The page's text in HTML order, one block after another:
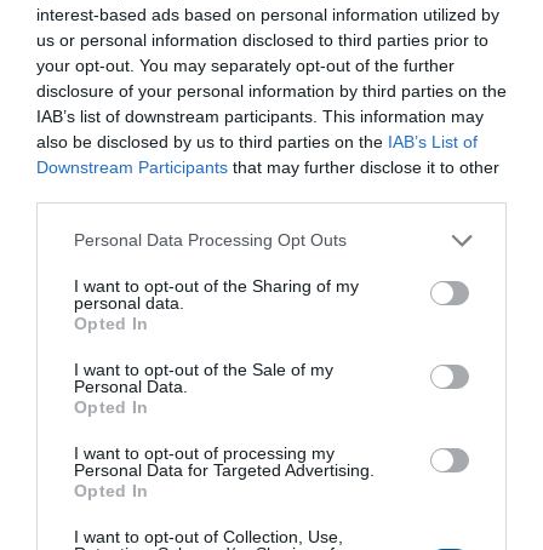
interest-based ads based on personal information utilized by
us or personal information disclosed to third parties prior to
your opt-out. You may separately opt-out of the further
disclosure of your personal information by third parties on the
IAB’s list of downstream participants. This information may
also be disclosed by us to third parties on the IAB’s List of
Downstream Participants that may further disclose it to other
Personal Data Processing Opt Outs
I want to opt-out of the Sharing of my
personal data.
Opted In
I want to opt-out of the Sale of my
Personal Data.
Opted In
I want to opt-out of processing my
Personal Data for Targeted Advertising.
Opted In
I want to opt-out of Collection, Use,
Buďte s REGADOU vždy o krok napřed.
Přihlaste se k odběru newsletteru a mějte přehled o tom
nejdůležitějším.
Odeslat
Souhlasím se zpracováním osobních údajů.
Zásady ochrany
osobních údajů.
Obchodní zastoupení
Specialista pro servopohony a průmyslové armatury